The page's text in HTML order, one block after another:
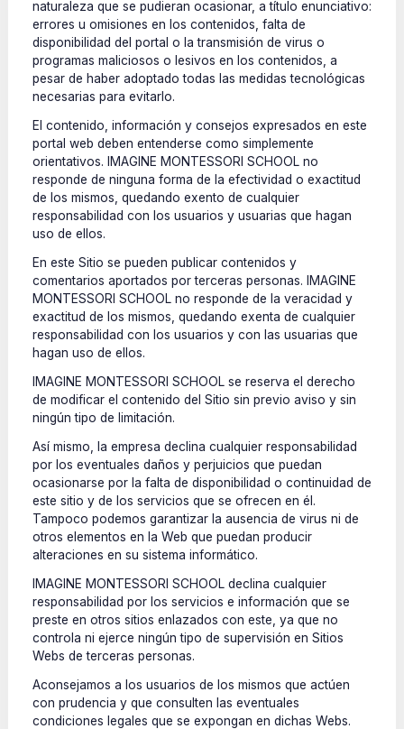
naturaleza que se pudieran ocasionar, a título enunciativo:
errores u omisiones en los contenidos, falta de
disponibilidad del portal o la transmisión de virus o
programas maliciosos o lesivos en los contenidos, a
pesar de haber adoptado todas las medidas tecnológicas
necesarias para evitarlo.
El contenido, información y consejos expresados en este
portal web deben entenderse como simplemente
orientativos. IMAGINE MONTESSORI SCHOOL no
responde de ninguna forma de la efectividad o exactitud
de los mismos, quedando exento de cualquier
responsabilidad con los usuarios y usuarias que hagan
uso de ellos.
En este Sitio se pueden publicar contenidos y
comentarios aportados por terceras personas. IMAGINE
MONTESSORI SCHOOL no responde de la veracidad y
exactitud de los mismos, quedando exenta de cualquier
responsabilidad con los usuarios y con las usuarias que
hagan uso de ellos.
IMAGINE MONTESSORI SCHOOL se reserva el derecho
de modificar el contenido del Sitio sin previo aviso y sin
ningún tipo de limitación.
Así mismo, la empresa declina cualquier responsabilidad
por los eventuales daños y perjuicios que puedan
ocasionarse por la falta de disponibilidad o continuidad de
este sitio y de los servicios que se ofrecen en él.
Tampoco podemos garantizar la ausencia de virus ni de
otros elementos en la Web que puedan producir
alteraciones en su sistema informático.
IMAGINE MONTESSORI SCHOOL declina cualquier
responsabilidad por los servicios e información que se
preste en otros sitios enlazados con este, ya que no
controla ni ejerce ningún tipo de supervisión en Sitios
Webs de terceras personas.
Aconsejamos a los usuarios de los mismos que actúen
con prudencia y que consulten las eventuales
condiciones legales que se expongan en dichas Webs.